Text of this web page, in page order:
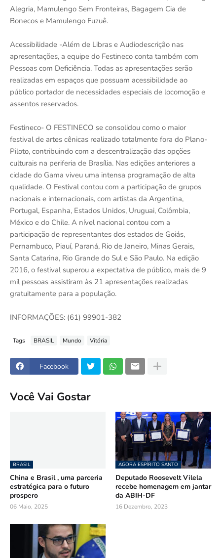
Alegria, Mamulengo Sem Fronteiras, Bagagem Cia de
Bonecos e Mamulengo Fuzuê.
Acessibilidade -Além de Libras e Audiodescrição nas
apresentações, a equipe do Festineco conta também com
Pessoas com Deficiência. Todas as apresentações serão
realizadas em espaços que possuam acessibilidade ao
público portador de necessidades especiais de locomoção e
assentos reservados.
Festineco- O FESTINECO se consolidou como o maior
festival de artes cênicas realizado totalmente fora do Plano-
Piloto, contribuindo com a descentralização das opções
culturais na periferia de Brasília. Nas edições anteriores a
cidade do Gama viveu uma intensa programação de alta
qualidade. O Festival contou com a participação de grupos
nacionais e internacionais, com artistas da Argentina,
Portugal, Espanha, Estados Unidos, Uruguai, Colômbia,
México e do Chile. A nível nacional contou com a
participação de representantes dos estados de Goiás,
Pernambuco, Piauí, Paraná, Rio de Janeiro, Minas Gerais,
Santa Catarina, Rio Grande do Sul e São Paulo. Na edição
2016, o festival superou a expectativa de público, mais de 9
mil pessoas assistiram às 21 apresentações realizadas
gratuitamente para a população.
INFORMAÇÕES: (61) 99901-382
Tags BRASIL Mundo Vitória
Facebook
Você Vai Gostar
BRASIL
China e Brasil , uma parceria
estratégica para o futuro
prospero
06 Maio, 2025
AGORA ESPÍRITO SANTO
Deputado Roosevelt Vilela
recebe homenagem em jantar
da ABIH-DF
16 Dezembro, 2023